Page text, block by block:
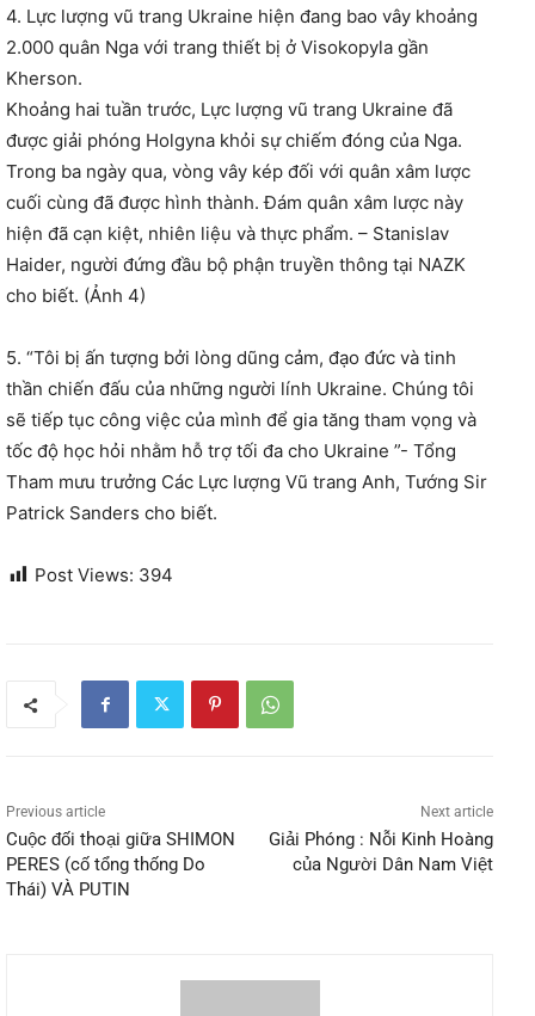
4. Lực lượng vũ trang Ukraine hiện đang bao vây khoảng
2.000 quân Nga với trang thiết bị ở Visokopyla gần
Kherson.
Khoảng hai tuần trước, Lực lượng vũ trang Ukraine đã
được giải phóng Holgyna khỏi sự chiếm đóng của Nga.
Trong ba ngày qua, vòng vây kép đối với quân xâm lược
cuối cùng đã được hình thành. Đám quân xâm lược này
hiện đã cạn kiệt, nhiên liệu và thực phẩm. – Stanislav
Haider, người đứng đầu bộ phận truyền thông tại NAZK
cho biết. (Ảnh 4)
5. “Tôi bị ấn tượng bởi lòng dũng cảm, đạo đức và tinh
thần chiến đấu của những người lính Ukraine. Chúng tôi
sẽ tiếp tục công việc của mình để gia tăng tham vọng và
tốc độ học hỏi nhằm hỗ trợ tối đa cho Ukraine ”- Tổng
Tham mưu trưởng Các Lực lượng Vũ trang Anh, Tướng Sir
Patrick Sanders cho biết.
Post Views: 394
Previous article
Cuộc đối thoại giữa SHIMON
PERES (cố tổng thống Do
Thái) VÀ PUTIN
Next article
Giải Phóng : Nỗi Kinh Hoàng
của Người Dân Nam Việt